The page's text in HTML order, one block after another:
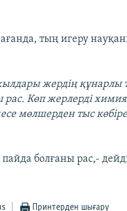
тың игеру
жердің құнарлы
рас. Көп жерлерді
мөлшерден тыс
болғаны рас,-
Принтерден шығару